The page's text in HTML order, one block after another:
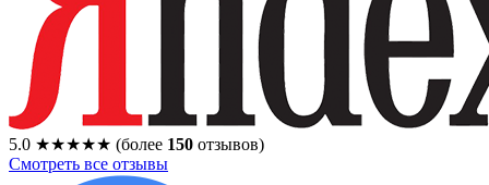
5.0 ★★★★★ (более 150 отзывов)
Смотреть все отзывы